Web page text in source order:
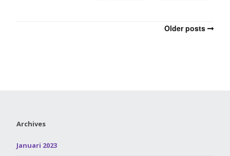
Older posts
Archives
Januari 2023